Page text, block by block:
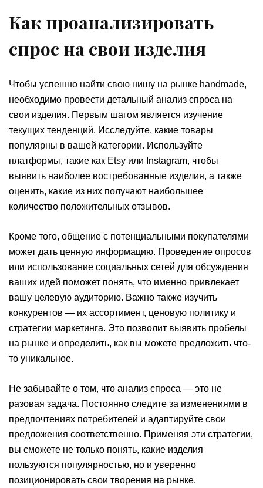
Как проанализировать
спрос на свои изделия
Чтобы успешно найти свою нишу на рынке handmade,
необходимо провести детальный анализ спроса на
свои изделия. Первым шагом является изучение
текущих тенденций. Исследуйте, какие товары
популярны в вашей категории. Используйте
платформы, такие как Etsy или Instagram, чтобы
выявить наиболее востребованные изделия, а также
оценить, какие из них получают наибольшее
количество положительных отзывов.
Кроме того, общение с потенциальными покупателями
может дать ценную информацию. Проведение опросов
или использование социальных сетей для обсуждения
ваших идей поможет понять, что именно привлекает
вашу целевую аудиторию. Важно также изучить
конкурентов — их ассортимент, ценовую политику и
стратегии маркетинга. Это позволит выявить пробелы
на рынке и определить, как вы можете предложить что-
то уникальное.
Не забывайте о том, что анализ спроса — это не
разовая задача. Постоянно следите за изменениями в
предпочтениях потребителей и адаптируйте свои
предложения соответственно. Применяя эти стратегии,
вы сможете не только понять, какие изделия
пользуются популярностью, но и уверенно
позиционировать свои творения на рынке.